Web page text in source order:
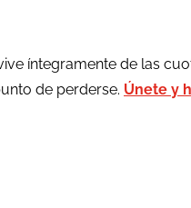
íntegramente de las
de perderse. Únete y